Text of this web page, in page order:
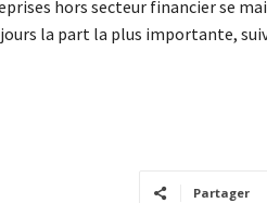
hors secteur financier se
la part la plus importante,
Partager